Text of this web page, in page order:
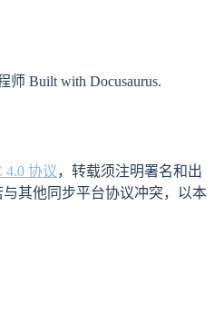
师 Built with Docusaurus.
4.0 协议，转载须注明署名和出
其他同步平台协议冲突，以本